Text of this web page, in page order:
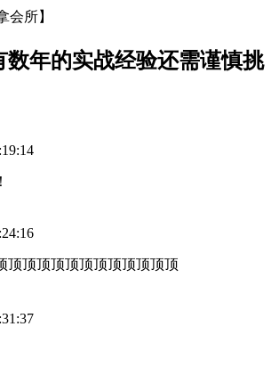
会所】
数年的实战经验还需谨慎挑
顶顶顶顶顶顶顶顶顶顶顶顶